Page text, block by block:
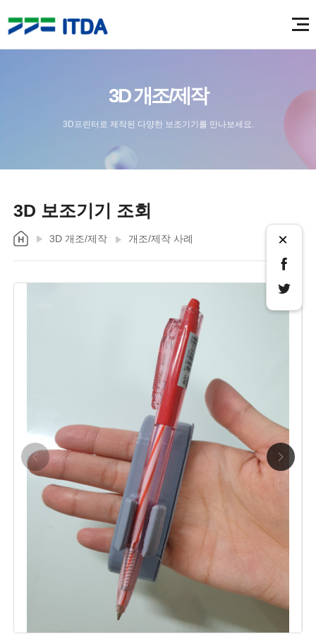
3D 개조/제작
3D프린터로 제작된 다양한 보조기기를 만나보세요.
3D 보조기기 조회
3D 개조/제작 개조/제작 사례 ×